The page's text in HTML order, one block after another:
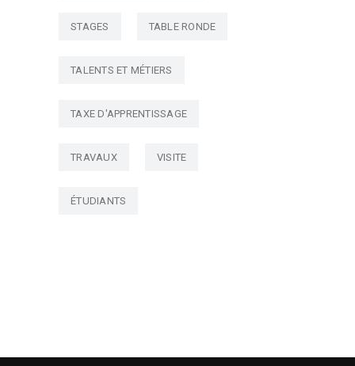
STAGES TABLE RONDE
TALENTS ET MÉTIERS
TAXE D'APPRENTISSAGE
TRAVAUX VISITE
ÉTUDIANTS